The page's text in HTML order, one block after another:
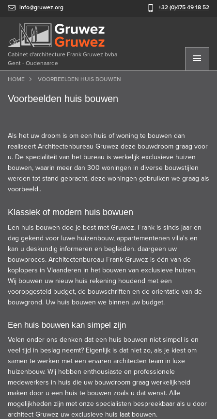
info@gruwez.org +32 (0)475 49 18 52
Cabinet d'architecture Frank Gruwez bvba
Gent - Oudenaarde
HOME VOORBEELDEN HUIS BOUWEN
Voorbeelden huis bouwen
Als het uw droom is om een huis ofwoning te bouwen dan
realiseert Architectenbureau Gruwez deze bouwdroom graag voor
u. De specialiteit van het bureau is werkelijk exclusieve huizen
bouwen, waarin meer dan 300 woningen in diverse bouwstijlen
werden tot stand gebracht, deze woningen gebruiken we graag als
voorbeeld..
Klassiek of modern huis bowuen
Een huis bouwen doe je best met Gruwez. Frank is sinds jaar en
dag gekend voor luwe huizenbouw, appartementenen villa's en
kan u deskundig informeren en begleiden. daargeen uw
bouwproces. Architectenbureau Frank Gruwez is één van de
koplopers in Vlaanderen in het bouwen van exclusieve huizen.
Wij bouwen uw nieuw huis rekening houdend met een
vooropgesteld budget, de bouwschriften en de orientatie van de
bouwgrond. Uw huis bouwen we binnen uw budget.
Een huis bouwen kan simpel zijn
Velen onder ons denken dat een huis bouwen niet simpel is en
veel tijd in beslag neemt? Eigenlijk is dat niet zo, als je kiest om
samen te werken met een ervaren architecten team in luxe
huizenbouw. Wij hebben enthousiaste en professionele
medewerkers in huis die uw bouwdroom graag werkelijkheid
maken door u een huis te bouwen zoals u dat wenst. Alle
mogelijkheden zijn met onze specialisten bespreekbaar als u door
architect Gruwez uw exclusieve huis laat bouwen.